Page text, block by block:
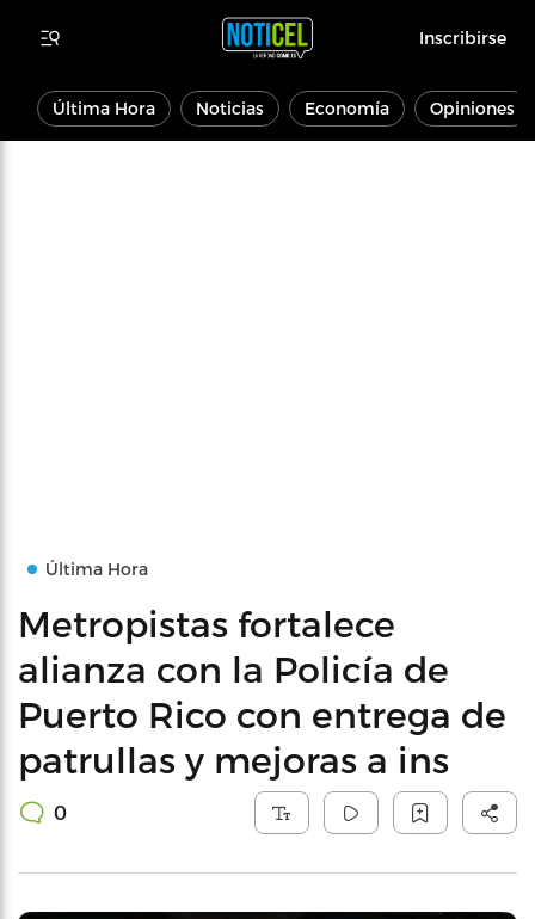
Inscribirse
Última Hora Noticias Economía Opiniones
Última Hora
Metropistas fortalece
alianza con la Policía de
Puerto Rico con entrega de
patrullas y mejoras a ins
0